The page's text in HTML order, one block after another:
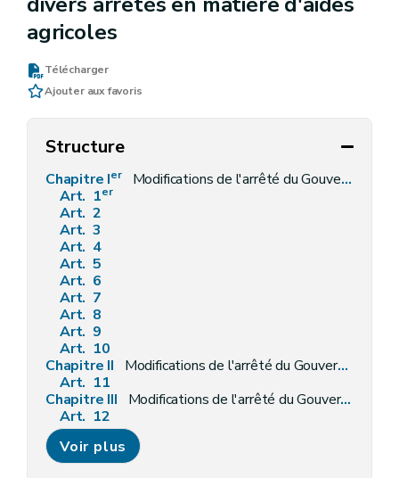
agricoles
Télécharger
Ajouter aux favoris
Structure
Chapitre Ier
Modifications de l'arrêté du Gouvernement wallon du 12 février 2015 exécutant le régime des paiements directs en faveur des agriculteurs
Art. 1er
Art. 2
Art. 3
Art. 4
Art. 5
Art. 6
Art. 7
Art. 8
Art. 9
Art. 10
Chapitre II
Modifications de l'arrêté du Gouvernement wallon du 7 mai 2015 octroyant un soutien couplé aux agriculteurs pour les bovins femelles viandeux, les vaches mixtes, les vaches laitières et les brebis
Art. 11
Chapitre III
Modifications de l'arrêté du Gouvernement wallon du 27 août 2015 fixant les règles relatives à la conditionnalité en matière agricole, abrogeant l'arrêté du Gouvernement wallon du 13 juin 2014 fixant les exigences et les normes de conditionnalité en matière agricole et modifiant l'arrêté du Gouvernement wallon du 12 février 2015 exécutant le régime des paiements directs en faveur des agriculteurs
Art. 12
Art. 13
Chapitre IV
Modifications de l'arrêté du Gouvernement wallon du 3 septembre 2015 relatif aux aides agro-environnementales et climatiques
Art. 14
Voir plus